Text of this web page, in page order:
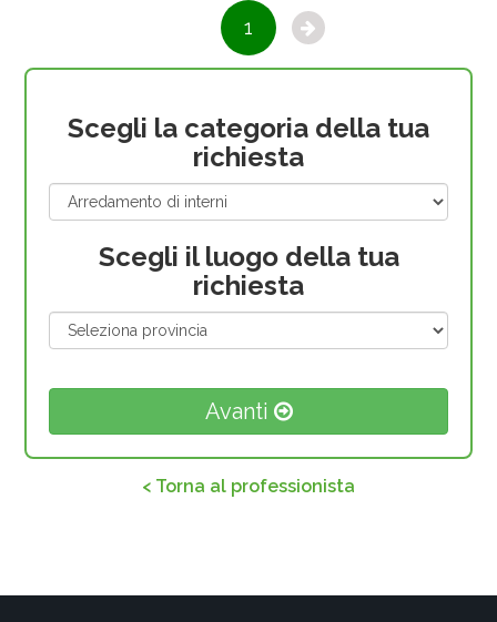
1
Scegli la categoria della tua
richiesta
Scegli il luogo della tua
richiesta
Avanti
< Torna al professionista